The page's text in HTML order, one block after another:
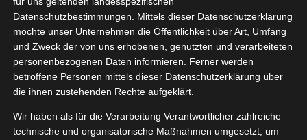
grösseres
Bild
Datenschutzbestimmungen. Mittels dieser Datenschutzerklärung
möchte unser Unternehmen die Öffentlichkeit über Art, Umfang
und Zweck der von uns erhobenen, genutzten und verarbeiteten
personenbezogenen Daten informieren. Ferner werden
betroffene Personen mittels dieser Datenschutzerklärung über
die ihnen zustehenden Rechte aufgeklärt.
Wir haben als für die Verarbeitung Verantwortlicher zahlreiche
technische und organisatorische Maßnahmen umgesetzt, um